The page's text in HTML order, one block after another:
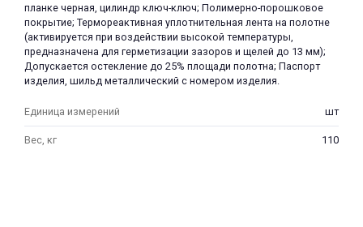
планке черная, цилиндр ключ-ключ; Полимерно-порошковое
покрытие; Термореактивная уплотнительная лента на полотне
(активируется при воздействии высокой температуры,
предназначена для герметизации зазоров и щелей до 13 мм);
Допускается остекление до 25% площади полотна; Паспорт
изделия, шильд металлический с номером изделия.
Единица измерений шт
Вес, кг 110
раз в 2 недели